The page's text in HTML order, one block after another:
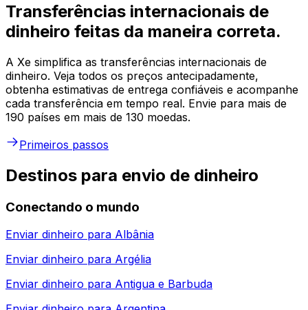
Transferências internacionais de
dinheiro feitas da maneira correta.
A Xe simplifica as transferências internacionais de
dinheiro. Veja todos os preços antecipadamente,
obtenha estimativas de entrega confiáveis e acompanhe
cada transferência em tempo real. Envie para mais de
190 países em mais de 130 moedas.
Primeiros passos
Destinos para envio de dinheiro
Conectando o mundo
Enviar dinheiro para Albânia
Enviar dinheiro para Argélia
Enviar dinheiro para Antigua e Barbuda